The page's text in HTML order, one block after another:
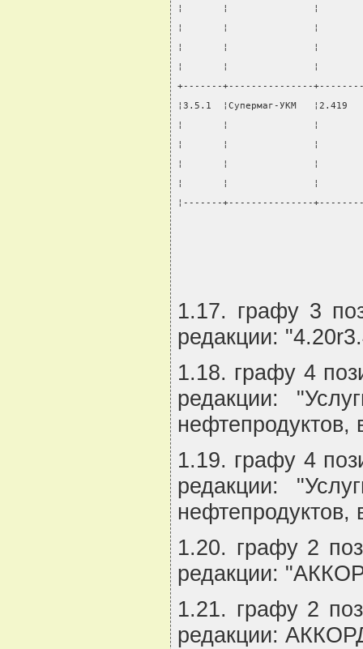
¦       ¦               ¦
¦       ¦               ¦
¦       ¦               ¦
¦       ¦               ¦
+-------+---------------
¦3.5.1  ¦Супермаг-УКМ
¦       ¦               ¦
¦       ¦               ¦
¦       ¦               ¦
¦       ¦               ¦
¦-------+---------------
1.17. графу 3
редакции:
1.18. графу 4
редакции:
нефтепродуктов,
1.19. графу 4
редакции:
нефтепродуктов,
1.20. графу 2
редакции:
1.21. графу 2
редакции: